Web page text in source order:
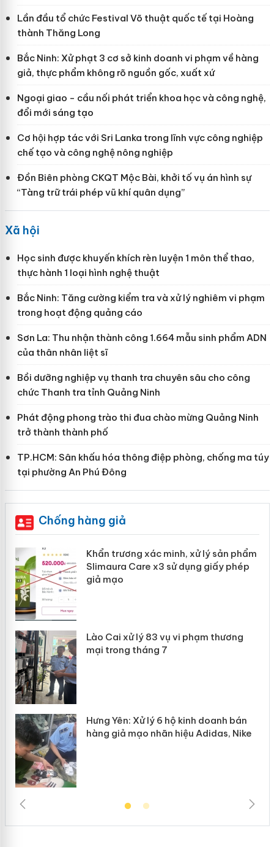
Lần đầu tổ chức Festival Võ thuật quốc tế tại Hoàng
thành Thăng Long
Bắc Ninh: Xử phạt 3 cơ sở kinh doanh vi phạm về hàng
giả, thực phẩm không rõ nguồn gốc, xuất xứ
Ngoại giao - cầu nối phát triển khoa học và công nghệ,
đổi mới sáng tạo
Cơ hội hợp tác với Sri Lanka trong lĩnh vực công nghiệp
chế tạo và công nghệ nông nghiệp
Đồn Biên phòng CKQT Mộc Bài, khởi tố vụ án hình sự
“Tàng trữ trái phép vũ khí quân dụng”
Xã hội
Học sinh được khuyến khích rèn luyện 1 môn thể thao,
thực hành 1 loại hình nghệ thuật
Bắc Ninh: Tăng cường kiểm tra và xử lý nghiêm vi phạm
trong hoạt động quảng cáo
Sơn La: Thu nhận thành công 1.664 mẫu sinh phẩm ADN
của thân nhân liệt sĩ
Bồi dưỡng nghiệp vụ thanh tra chuyên sâu cho công
chức Thanh tra tỉnh Quảng Ninh
Phát động phong trào thi đua chào mừng Quảng Ninh
trở thành thành phố
TP.HCM: Sân khấu hóa thông điệp phòng, chống ma túy
tại phường An Phú Đông
Chống hàng giả
Khẩn trương xác minh, xử lý sản phẩm
Slimaura Care x3 sử dụng giấy phép
giả mạo
Lào Cai xử lý 83 vụ vi phạm thương
mại trong tháng 7
Hưng Yên: Xử lý 6 hộ kinh doanh bán
hàng giả mạo nhãn hiệu Adidas, Nike